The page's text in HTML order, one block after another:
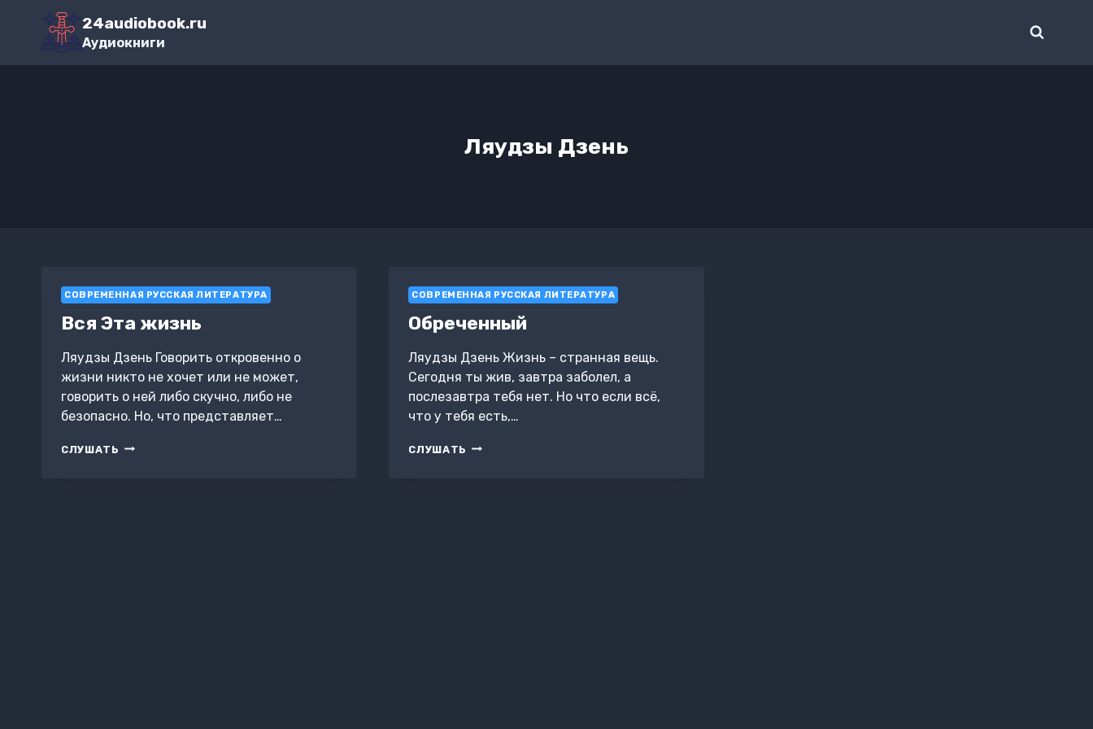
Перейти
содержимому
24audiobook.ru
Аудиокниги
Ляудзы Дзень
СОВРЕМЕННАЯ РУССКАЯ ЛИТЕРАТУРА
Вся Эта жизнь
Ляудзы Дзень Говорить откровенно о
жизни никто не хочет или не может,
говорить о ней либо скучно, либо не
безопасно. Но, что представляет…
СЛУШАТЬ ВСЯ
СОВРЕМЕННАЯ РУССКАЯ ЛИТЕРАТУРА
Обреченный
Ляудзы Дзень Жизнь – странная вещь.
Сегодня ты жив, завтра заболел, а
послезавтра тебя нет. Но что если всё,
что у тебя есть,…
СЛУШАТЬ ОБРЕЧЕННЫЙ